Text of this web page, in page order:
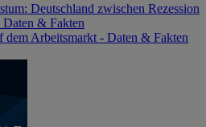
Deutschland zwischen Rezession
& Fakten
dem Arbeitsmarkt - Daten & Fakten